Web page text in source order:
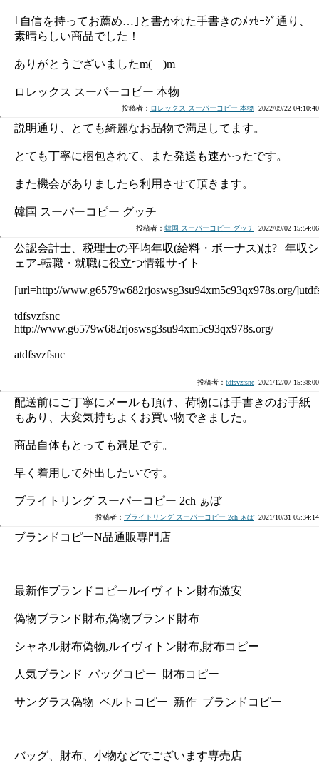
｢自信を持ってお薦め…｣と書かれた手書きのﾒｯｾｰｼﾞ通り、
素晴らしい商品でした！
ありがとうございましたm(__)m
ロレックス スーパーコピー 本物
投稿者： ロレックス スーパーコピー 本物 2022/09/22 04:10:40
説明通り、とても綺麗なお品物で満足してます。
とても丁寧に梱包されて、また発送も速かったです。
また機会がありましたら利用させて頂きます。
韓国 スーパーコピー グッチ
投稿者： 韓国 スーパーコピー グッチ 2022/09/02 15:54:06
公認会計士、税理士の平均年収(給料・ボーナス)は? | 年収シ
ェア-転職・就職に役立つ情報サイト
[url=http://www.g6579w682rjoswsg3su94xm5c93qx978s.org/
tdfsvzfsnc
http://www.g6579w682rjoswsg3su94xm5c93qx978s.org/
atdfsvzfsnc
投稿者： tdfsvzfsnc 2021/12/07 15:38:00
配送前にご丁寧にメールも頂け、荷物には手書きのお手紙
もあり、大変気持ちよくお買い物できました。
商品自体もとっても満足です。
早く着用して外出したいです。
ブライトリング スーパーコピー 2ch ぁぼ
投稿者： ブライトリング スーパーコピー 2ch ぁぼ2021/10/31 05:34:14
ブランドコピーN品通販専門店
最新作ブランドコピールイヴィトン財布激安
偽物ブランド財布,偽物ブランド財布
シャネル財布偽物,ルイヴィトン財布,財布コピー
人気ブランド_バッグコピー_財布コピー
サングラス偽物_ベルトコピー_新作_ブランドコピー
バッグ、財布、小物などでございます専売店